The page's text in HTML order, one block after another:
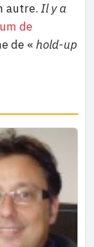
autre. Il y a
de
de « hold-up